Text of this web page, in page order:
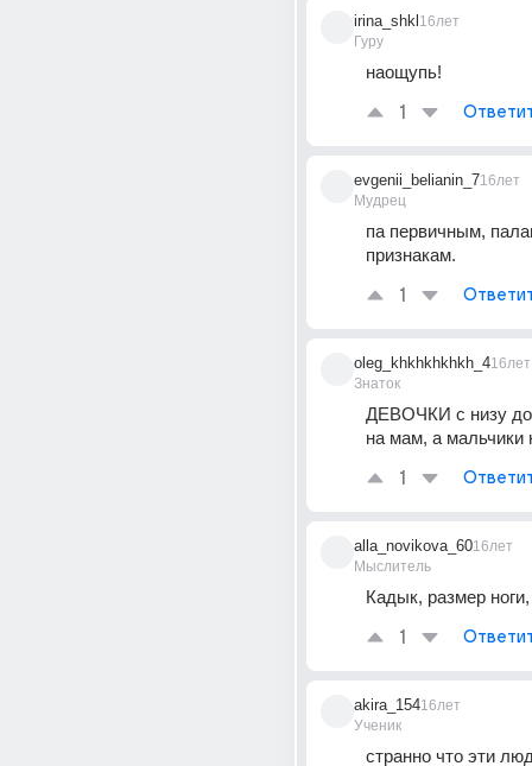
irina_shkl
Гуру
16лет
наощупь!
1
evgenii_belianin_7
Мудрец
16лет
па первичным,
признакам.
1
oleg_khkhkhkhkh_4
Знаток
16лет
ДЕВОЧКИ с низу до
на мам, а мальчики
1
alla_novikova_60
Мыслитель
16лет
Кадык, размер
1
akira_154
Ученик
16лет
странно что эти